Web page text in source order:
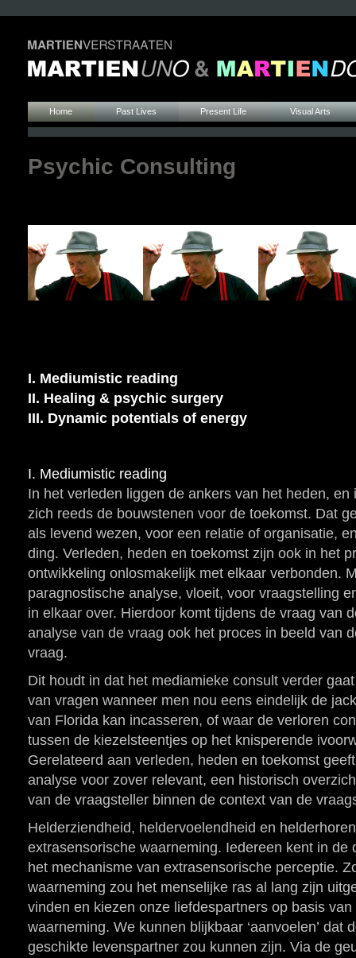
Home Past Lives Present Life Visual Arts
Psychic Consulting
I. Mediumistic reading
II. Healing & psychic surgery
III. Dynamic potentials of energy
I. Mediumistic reading
In het verleden liggen de ankers van het heden, en
zich reeds de bouwstenen voor de toekomst. Dat
als levend wezen, voor een relatie of organisatie,
ding. Verleden, heden en toekomst zijn ook in het
ontwikkeling onlosmakelijk met elkaar verbonden.
paragnostische analyse, vloeit, voor vraagstelling
in elkaar over. Hierdoor komt tijdens de vraag van
analyse van de vraag ook het proces in beeld van
vraag.
Dit houdt in dat het mediamieke consult verder
van vragen wanneer men nou eens eindelijk de
van Florida kan incasseren, of waar de verloren
tussen de kiezelsteentjes op het knisperende
Gerelateerd aan verleden, heden en toekomst
analyse voor zover relevant, een historisch
van de vraagsteller binnen de context van de
Helderziendheid, heldervoelendheid en
extrasensorische waarneming. Iedereen kent in de
het mechanisme van extrasensorische perceptie.
waarneming zou het menselijke ras al lang zijn
vinden en kiezen onze liefdespartners op basis
waarneming. We kunnen blijkbaar ‘aanvoelen’ dat
geschikte levenspartner zou kunnen zijn. Via de